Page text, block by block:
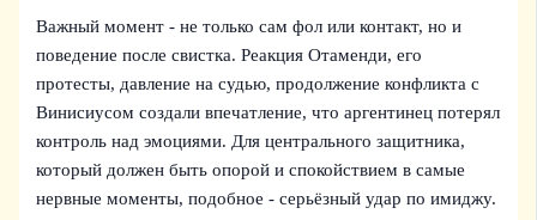
Важный момент - не только сам фол или контакт, но и
поведение после свистка. Реакция Отаменди, его
протесты, давление на судью, продолжение конфликта с
Винисиусом создали впечатление, что аргентинец потерял
контроль над эмоциями. Для центрального защитника,
который должен быть опорой и спокойствием в самые
нервные моменты, подобное - серьёзный удар по имиджу.